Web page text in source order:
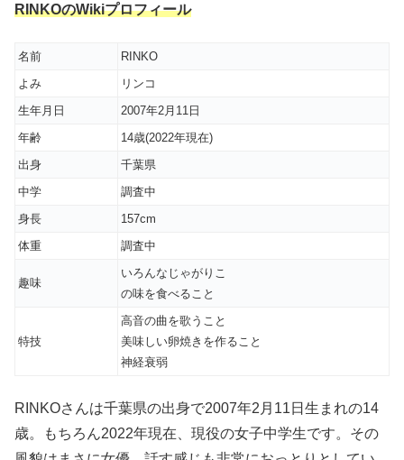
RINKOのWikiプロフィール
名前
RINKO
よみ
リンコ
生年月日
2007年2月11日
年齢
14歳(2022年現在)
出身
千葉県
中学
調査中
身長
157cm
体重
調査中
趣味
いろんなじゃがりこ
の味を食べること
特技
高音の曲を歌うこと
美味しい卵焼きを作ること
神経衰弱
RINKOさんは千葉県の出身で2007年2月11日生まれの14
歳。もちろん2022年現在、現役の女子中学生です。その